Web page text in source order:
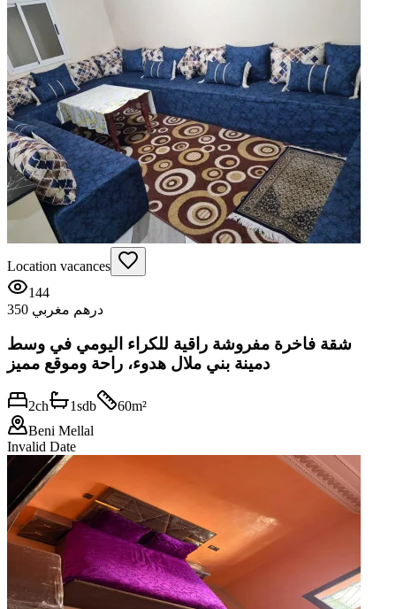
Location vacances
144
350 درهم مغربي
شقة فاخرة مفروشة راقية للكراء اليومي في وسط
دمينة بني ملال هدوء، راحة وموقع مميز
2ch 1sdb 60m²
Beni Mellal
Invalid Date